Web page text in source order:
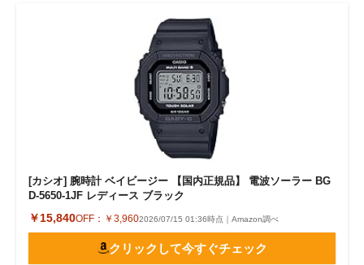
[カシオ] 腕時計 ベイビージー 【国内正規品】 電波ソーラー BG
D-5650-1JF レディース ブラック
￥15,840OFF： ￥3,9602026/07/15 01:36時点｜Amazon調べ
クリックして今すぐチェック